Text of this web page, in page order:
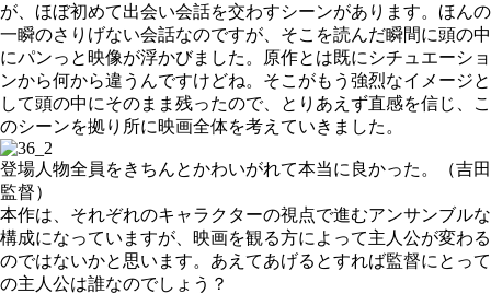
が、ほぼ初めて出会い会話を交わすシーンがあります。ほんの
一瞬のさりげない会話なのですが、そこを読んだ瞬間に頭の中
にパンっと映像が浮かびました。原作とは既にシチュエーショ
ンから何から違うんですけどね。そこがもう強烈なイメージと
して頭の中にそのまま残ったので、とりあえず直感を信じ、こ
のシーンを拠り所に映画全体を考えていきました。
登場人物全員をきちんとかわいがれて本当に良かった。（吉田
監督）
本作は、それぞれのキャラクターの視点で進むアンサンブルな
構成になっていますが、映画を観る方によって主人公が変わる
のではないかと思います。あえてあげるとすれば監督にとって
の主人公は誰なのでしょう？